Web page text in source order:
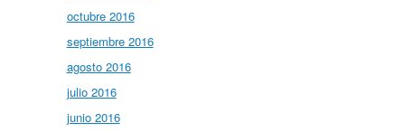
octubre 2016
septiembre 2016
agosto 2016
julio 2016
junio 2016